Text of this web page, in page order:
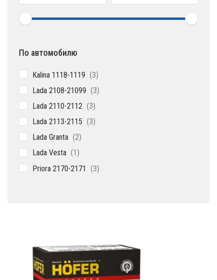
По автомобилю
Kalina 1118-1119 33
Lada 2108-21099 33
Lada 2110-2112 33
Lada 2113-2115 33
Lada Granta 22
Lada Vesta 1 1
Priora 2170-2171 33